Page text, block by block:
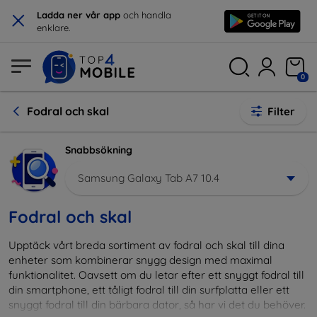
× Ladda ner vår app och handla
enklare.
0
Fodral och skal Filter
Snabbsökning
Samsung Galaxy Tab A7 10.4
Fodral och skal
Upptäck vårt breda sortiment av fodral och skal till dina
enheter som kombinerar snygg design med maximal
funktionalitet. Oavsett om du letar efter ett snyggt fodral till
din smartphone, ett tåligt fodral till din surfplatta eller ett
snyggt fodral till din bärbara dator, så har vi det du behöver.